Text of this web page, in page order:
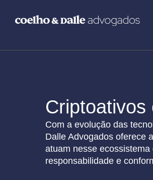
Criptoativos
Com a evolução das
Dalle Advogados oferece
atuam nesse
responsabilidade e